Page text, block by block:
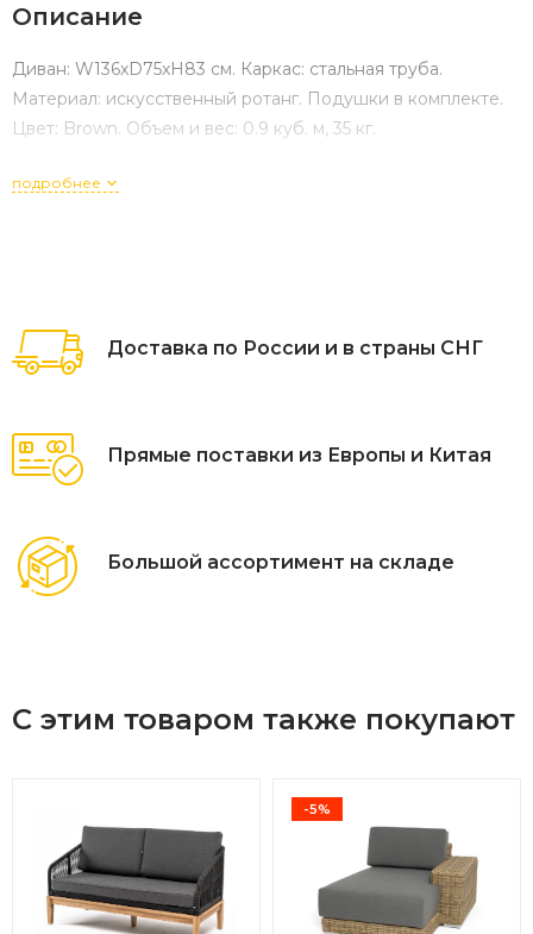
Описание
Диван: W136xD75xH83 см. Каркас: стальная труба.
Материал: искусственный ротанг. Подушки в комплекте.
Цвет: Brown. Объем и вес: 0.9 куб. м, 35 кг.
подробнее
Доставка по России и в страны СНГ
Прямые поставки из Европы и Китая
Большой ассортимент на складе
С этим товаром также покупают
-5%